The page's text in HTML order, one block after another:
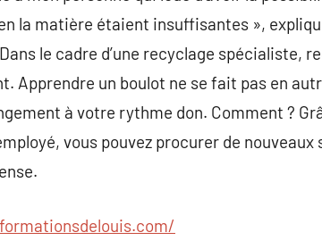
la matière étaient insuffisantes »,
le cadre d’une recyclage spécialiste,
un boulot ne se fait pas en
à votre rythme don. Comment ?
vous pouvez procurer de nouveaux